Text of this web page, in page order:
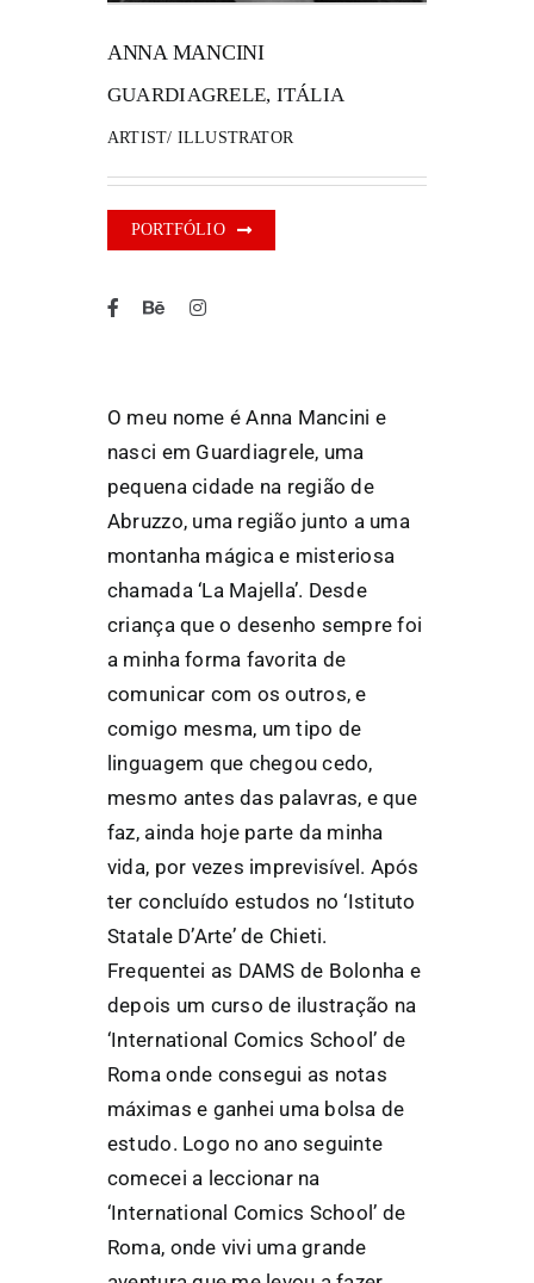
FANZINETECA.PTANNA MANCINI
GUARDIAGRELE, ITÁLIA
ARTIST/ ILLUSTRATOR
PORTFÓLIO
O meu nome é Anna Mancini e
nasci em Guardiagrele, uma
pequena cidade na região de
Abruzzo, uma região junto a uma
montanha mágica e misteriosa
chamada ‘La Majella’. Desde
criança que o desenho sempre foi
a minha forma favorita de
comunicar com os outros, e
comigo mesma, um tipo de
linguagem que chegou cedo,
mesmo antes das palavras, e que
faz, ainda hoje parte da minha
vida, por vezes imprevisível. Após
ter concluído estudos no ‘Istituto
Statale D’Arte’ de Chieti.
Frequentei as DAMS de Bolonha e
depois um curso de ilustração na
‘International Comics School’ de
Roma onde consegui as notas
máximas e ganhei uma bolsa de
estudo. Logo no ano seguinte
comecei a leccionar na
‘International Comics School’ de
Roma, onde vivi uma grande